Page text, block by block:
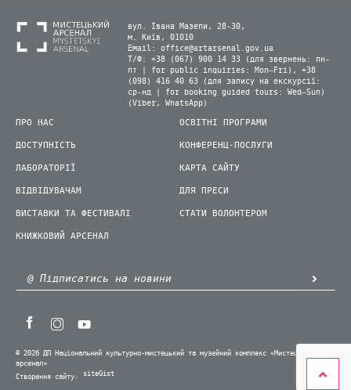
вул. Івана Мазепи, 28-30,
м. Київ, 01010
Email: office@artarsenal.gov.ua
Т/Ф: +38 (067) 900 14 33 (для звернень: пн-
пт | for public inquiries: Mon–Fri), +38
(098) 416 40 63 (для запису на екскурсії:
ср-нд | for booking guided tours: Wed–Sun)
(Viber, WhatsApp)
ПРО НАС
ДОСТУПНІСТЬ
ЛАБОРАТОРІЇ
ВІДВІДУВАЧАМ
ВИСТАВКИ ТА ФЕСТИВАЛІ
КНИЖКОВИЙ АРСЕНАЛ
ОСВІТНІ ПРОГРАМИ
КОНФЕРЕНЦ-ПОСЛУГИ
КАРТА САЙТУ
ДЛЯ ПРЕСИ
СТАТИ ВОЛОНТЕРОМ
© 2026 ДП Національний культурно-мистецький та музейний комплекс «Мистецький
арсенал»
Створення сайту:
siteGist